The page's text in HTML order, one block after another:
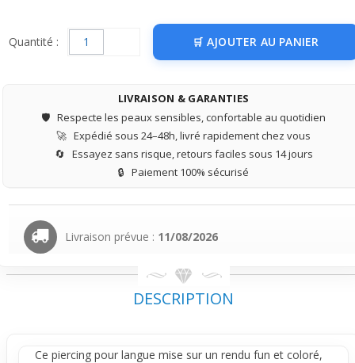
Quantité : AJOUTER AU PANIER
LIVRAISON & GARANTIES
🛡️ Respecte les peaux sensibles, confortable au quotidien
🚀 Expédié sous 24–48h, livré rapidement chez vous
🔄 Essayez sans risque, retours faciles sous 14 jours
🔒 Paiement 100% sécurisé
Livraison prévue : 11/08/2026
DESCRIPTION
Ce piercing pour langue mise sur un rendu fun et coloré,